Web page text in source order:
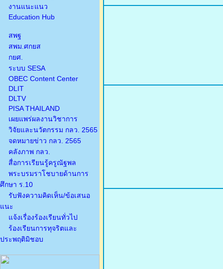
งานแนะแนว
Education Hub
สพฐ
สพม.ศกยส
กยศ.
ระบบ SESA
OBEC Content Center
DLIT
DLTV
PISA THAILAND
เผยแพร่ผลงานวิชาการ
วิจัยและนวัตกรรม กลว. 2565
จดหมายข่าว กลว. 2565
คลังภาพ กลว.
สื่อการเรียนรู้ครูณัฐพล
พระบรมราโชบายด้านการ
ศึกษา ร.10
รับฟังความคิดเห็น/ข้อเสนอ
แนะ
แจ้งเรื่องร้องเรียนทั่วไป
ร้องเรียนการทุจริตและ
ประพฤติมิชอบ